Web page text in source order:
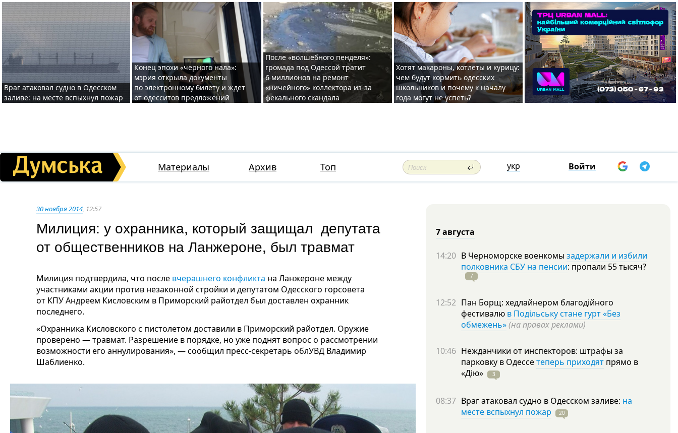
Враг атаковал судно в Одесском
заливе: на месте вспыхнул пожар
Конец эпохи «черного нала»:
мэрия открыла документы
по электронному билету и ждет
от одесситов предложений
После «волшебного пенделя»:
громада под Одессой тратит
6 миллионов на ремонт
«ничейного» коллектора из-за
фекального скандала
Хотят макароны, котлеты и курицу:
чем будут кормить одесских
школьников и почему к началу
года могут не успеть?
Материалы Архив Топ укр Войти
30 ноября 2014, 12:57
Милиция: у охранника, который защищал депутата
от общественников на Ланжероне, был травмат
Милиция подтвердила, что после вчерашнего конфликта на Ланжероне между
участниками акции против незаконной стройки и депутатом Одесского горсовета
от КПУ Андреем Кисловским в Приморский райотдел был доставлен охранник
последнего.
«Охранника Кисловского с пистолетом доставили в Приморский райотдел. Оружие
проверено — травмат. Разрешение в порядке, но уже поднят вопрос о рассмотрении
возможности его аннулирования», — сообщил пресс-секретарь облУВД Владимир
Шаблиенко.
7 августа
14:20 В Черноморске военкомы задержали и избили
полковника СБУ на пенсии: пропали 55тысяч?
7
12:52 Пан Борщ: хедлайнером благодійного
фестивалю в Подільську стане гурт «Без
обмежень»(на правах реклами)
10:46 Нежданчики от инспекторов: штрафы за
парковку в Одессетеперь приходят прямо в
«Дію»
3
08:37 Враг атаковал судно в Одесском заливе: на
месте вспыхнул пожар
20